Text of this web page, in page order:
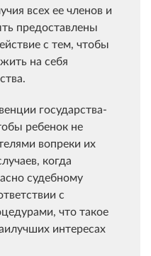
всех ее членов и
предоставлены
с тем, чтобы
на себя
государства-
ребенок не
вопреки их
когда
судебному
с
что такое
интересах